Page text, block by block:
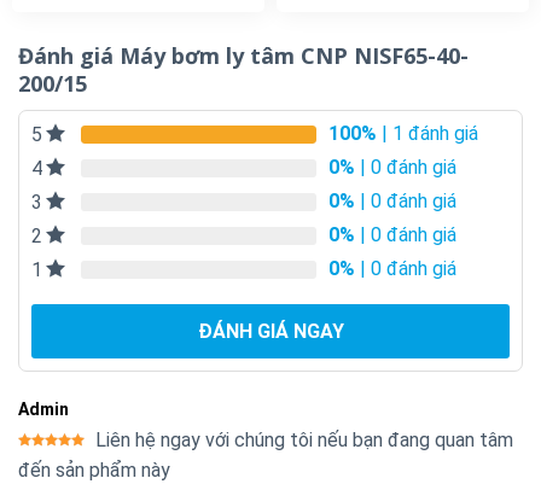
Đánh giá Máy bơm ly tâm CNP NISF65-40-
200/15
5 100% | 1 đánh giá
4
0% | 0 đánh giá
3
0% | 0 đánh giá
2
0% | 0 đánh giá
1
0% | 0 đánh giá
ĐÁNH GIÁ NGAY
Admin
Được xếp
hạng
55
Liên hệ ngay với chúng tôi nếu bạn đang quan tâm
đến sản phẩm này